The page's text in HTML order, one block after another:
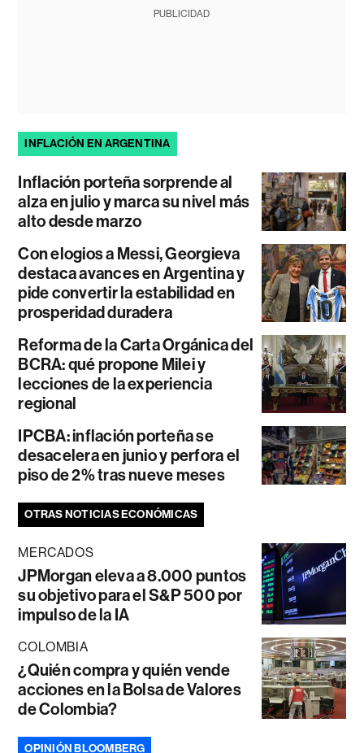
PUBLICIDAD
INFLACIÓN EN ARGENTINA
Inflación porteña sorprende al
alza en julio y marca su nivel más
alto desde marzo
Con elogios a Messi, Georgieva
destaca avances en Argentina y
pide convertir la estabilidad en
prosperidad duradera
Reforma de la Carta Orgánica del
BCRA: qué propone Milei y
lecciones de la experiencia
regional
IPCBA: inflación porteña se
desacelera en junio y perfora el
piso de 2% tras nueve meses
OTRAS NOTICIAS ECONÓMICAS
MERCADOS
JPMorgan eleva a 8.000 puntos
su objetivo para el S&P 500 por
impulso de la IA
COLOMBIA
¿Quién compra y quién vende
acciones en la Bolsa de Valores
de Colombia?
OPINIÓN BLOOMBERG